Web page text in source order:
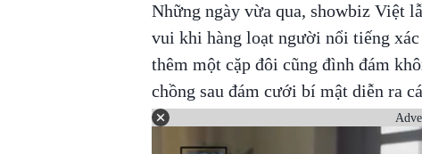
Những ngày vừa qua, showbiz Việt
vui khi hàng loạt người nổi tiếng
thêm một cặp đôi cũng đình đám
chồng sau đám cưới bí mật diễn ra